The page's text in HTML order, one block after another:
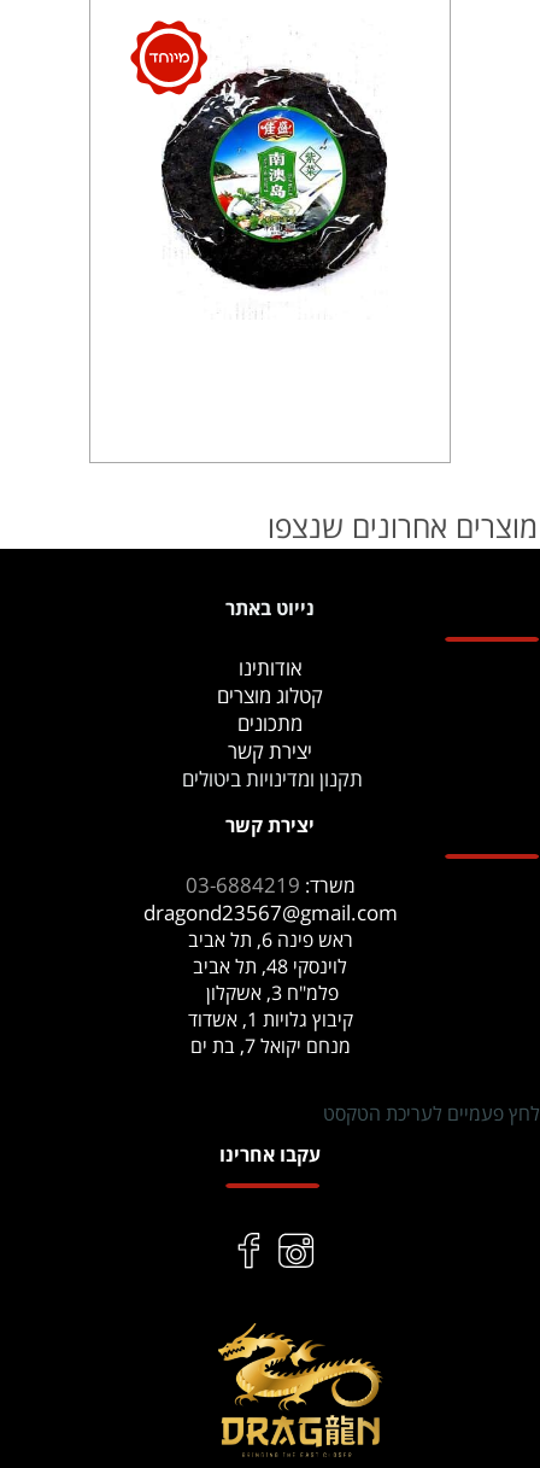
מוצרים אחרונים שנצפו
נייוט באתר
אודותינו
קטלוג מוצרים
מתכונים
יצירת קשר
תקנון ומדינויות ביטולים
יצירת קשר
משרד: 03-6884219
dragond23567@gmail.com
ראש פינה 6, תל אביב
לוינסקי 48, תל אביב
פלמ"ח 3, אשקלון
קיבוץ גלויות 1, אשדוד
מנחם יקואל 7, בת ים
לחץ פעמיים לעריכת הטקסט
עקבו אחרינו